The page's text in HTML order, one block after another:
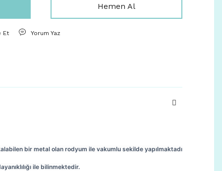
Hemen Al
Et Yorum Yaz
bir metal olan rodyum ile vakumlu sekilde yapılmaktadı
ile bilinmektedir.